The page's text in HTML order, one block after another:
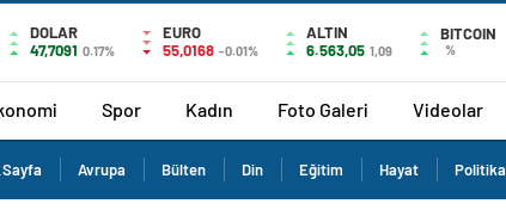
DOLAR
47,7091 0.17%
EURO
55,0168 -0.01%
ALTIN
6.563,05 1,09
BITCOIN
%
Spor Kadın Foto Galeri Videolar
Avrupa Bülten Din Eğitim Hayat Politika